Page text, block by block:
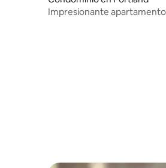
Impresionante